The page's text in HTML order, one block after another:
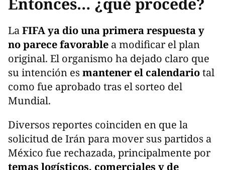
LaFIFA ya dio una primera respuesta y
no parece favorable a modificar el plan
original. El organismo ha dejado claro que
su intención es mantener el calendariotal
como fue aprobado tras el sorteo del
Mundial.
Diversos reportes coinciden en que la
solicitud de Irán para mover sus partidos a
México fue rechazada, principalmente por
temas logísticos, comerciales y de